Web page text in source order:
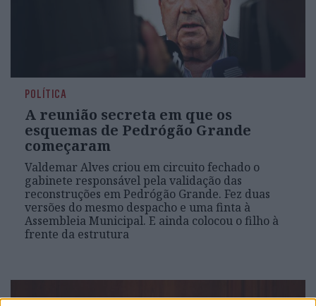
POLÍTICA
A reunião secreta em que os
esquemas de Pedrógão Grande
começaram
Valdemar Alves criou em circuito fechado o
gabinete responsável pela validação das
reconstruções em Pedrógão Grande. Fez duas
versões do mesmo despacho e uma finta à
Assembleia Municipal. E ainda colocou o filho à
frente da estrutura